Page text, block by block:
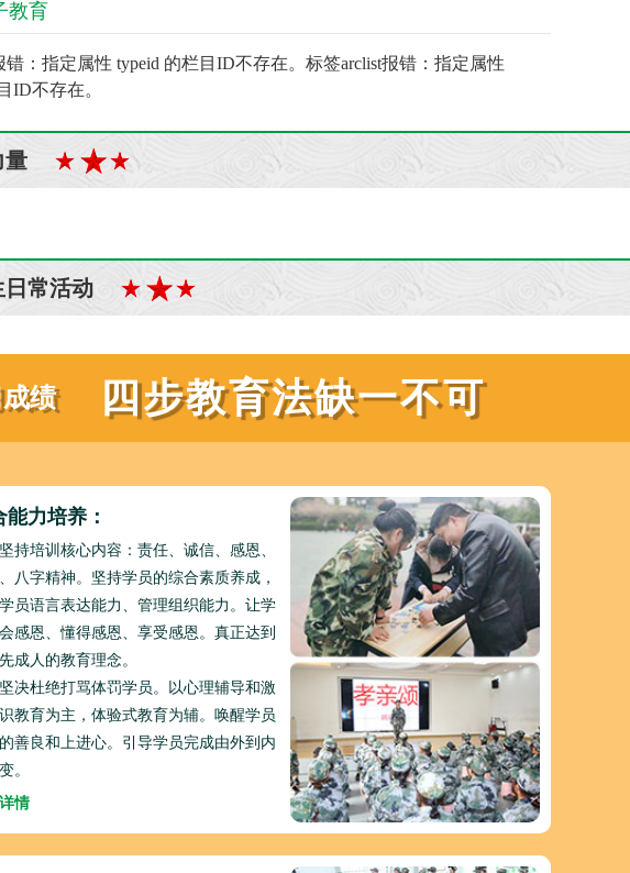
教育
错：指定属性 typeid 的栏目ID不存在。标签arclist报错：指定属性
ID不存在。
量
常活动
绩 四步教育法缺一不可
能力培养：
坚持培训核心内容：责任、诚信、感恩、
八字精神。坚持学员的综合素质养成，
员语言表达能力、管理组织能力。让学
感恩、懂得感恩、享受感恩。真正达到
成人的教育理念。
坚决杜绝打骂体罚学员。以心理辅导和激
教育为主，体验式教育为辅。唤醒学员
善良和上进心。引导学员完成由外到内
。
情